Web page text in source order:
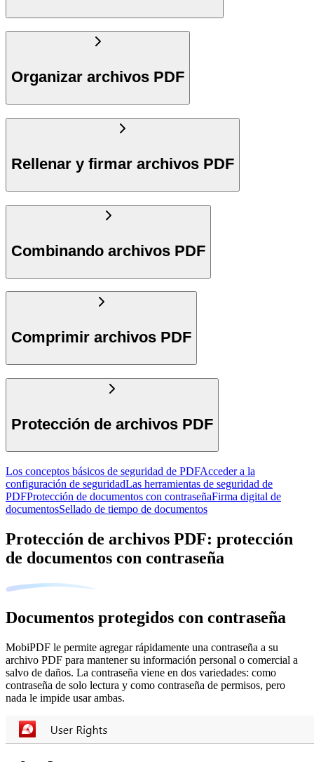
Organizar archivos PDF
Rellenar y firmar archivos PDF
Combinando archivos PDF
Comprimir archivos PDF
Protección de archivos PDF
Los conceptos básicos de seguridad de PDFAcceder a la
configuración de seguridadLas herramientas de seguridad de
PDFProtección de documentos con contraseñaFirma digital de
documentosSellado de tiempo de documentos
Protección de archivos PDF: protección
de documentos con contraseña
Documentos protegidos con contraseña
MobiPDF le permite agregar rápidamente una contraseña a su
archivo PDF para mantener su información personal o comercial a
salvo de daños. La contraseña viene en dos variedades: como
contraseña de solo lectura y como contraseña de permisos, pero
nada le impide usar ambas.